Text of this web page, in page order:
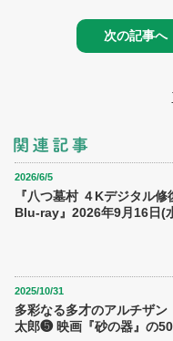
次の記事へ
2026/6/5
『八つ墓村 ４Kデジタル
Blu-ray』2026年9月16日(
2025/10/31
多彩なる多才のアルチザ
太郎❺ 映画『砂の器』の